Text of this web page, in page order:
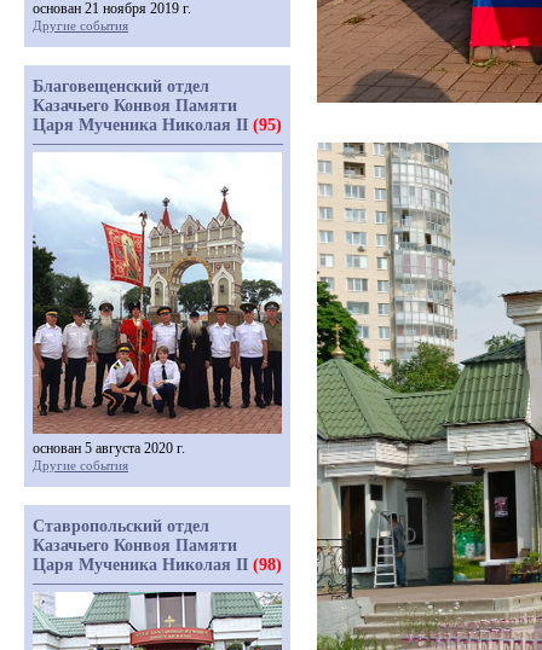
основан 21 ноября 2019 г.
Другие события
Благовещенский отдел
Казачьего Конвоя Памяти
Царя Мученика Николая II (95)
основан 5 августа 2020 г.
Другие события
Ставропольский отдел
Казачьего Конвоя Памяти
Царя Мученика Николая II (98)